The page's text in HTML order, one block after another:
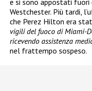
e si sono appostati fuori
Westchester. Più tardi,
che Perez Hilton era
vigili del fuoco di Miami-
ricevendo assistenza
nel frattempo sospeso.